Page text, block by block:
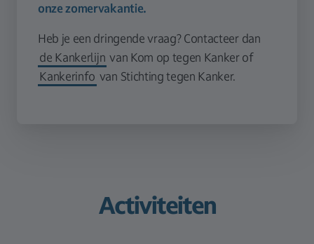
onze zomervakantie.
Heb je een dringende vraag? Contacteer dan
de Kankerlijn van Kom op tegen Kanker of
Kankerinfo van Stichting tegen Kanker.
Activiteiten